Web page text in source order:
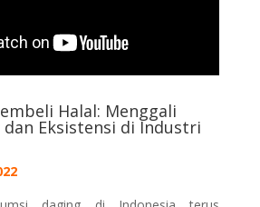
Halal: Menggali
dan Eksistensi di Industri